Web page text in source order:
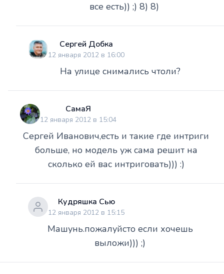
все есть)) ;) 8) 8)
Сергей Добка
12 января 2012 в 16:00
На улице снимались чтоли?
СамаЯ
12 января 2012 в 15:04
Сергей Иванович,есть и такие где интриги
больше, но модель уж сама решит на
сколько ей вас интриговать))) :)
Кудряшка Сью
12 января 2012 в 15:15
Машунь.пожалуйсто если хочешь
выложи))) ;)